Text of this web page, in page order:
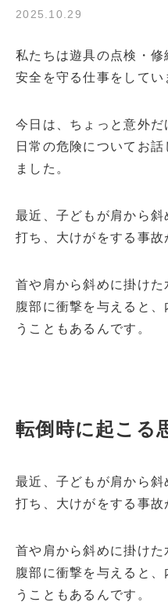
2025.10.29
私たちは遊具の点検・
安全を守る仕事をしてい
今日は、ちょっと意外だ
日常の危険についてお
ました。
最近、子どもが肩から斜
打ち、大けがをする事故
首や肩から斜めに掛け
腹部に衝撃を与えると
うこともあるんです。
転倒時に起こる
最近、子どもが肩から斜
打ち、大けがをする事故
首や肩から斜めに掛け
腹部に衝撃を与えると
うこともあるんです。